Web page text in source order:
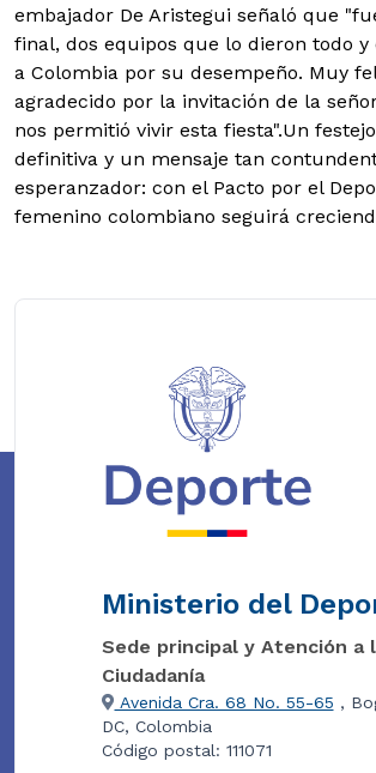
embajador De Aristegui señaló que
final, dos equipos que lo dieron todo
a Colombia por su desempeño. Muy
agradecido por la invitación de la
nos permitió vivir esta fiesta".Un
definitiva y un mensaje tan
esperanzador: con el Pacto por el
femenino colombiano seguirá
Ministerio del
Sede principal y Atención a
Ciudadanía
Avenida Cra. 68 No. 55-65 ,
DC, Colombia
Código postal: 111071